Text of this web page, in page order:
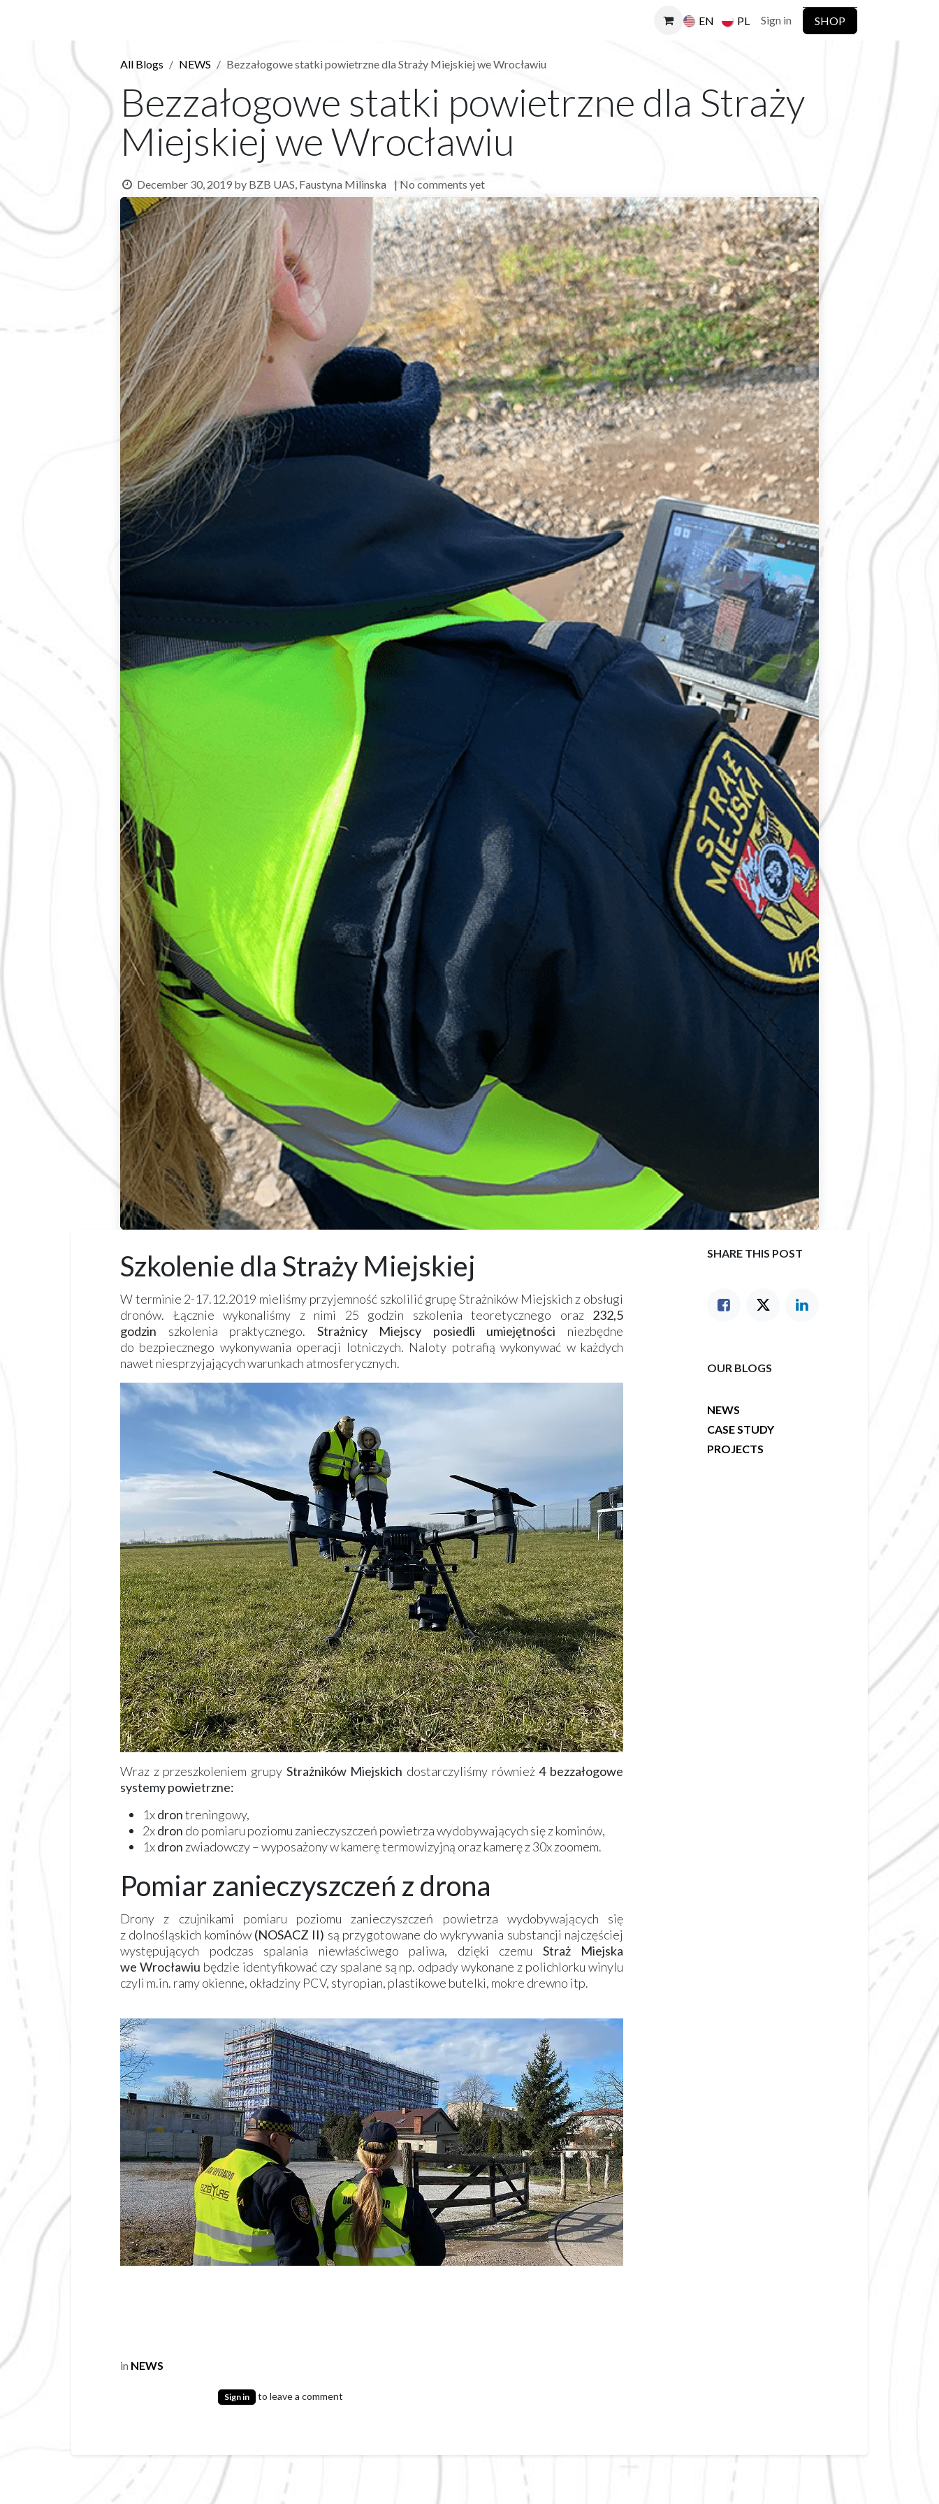
EN PL Sign in SHOP
All Blogs NEWS Bezzałogowe statki powietrzne dla Straży Miejskiej we Wrocławiu
Bezzałogowe statki powietrzne dla Straży
Miejskiej we Wrocławiu
December 30, 2019 by BZB UAS, Faustyna Milinska | No comments yet
Szkolenie dla Straży Miejskiej
W terminie 2-17.12.2019 mieliśmy przyjemność szkolilić grupę Strażników Miejskich z obsługi
dronów. Łącznie wykonaliśmy z nimi 25 godzin szkolenia teoretycznego oraz 232,5
godzin szkolenia praktycznego. Strażnicy Miejscy posiedli umiejętności niezbędne
do bezpiecznego wykonywania operacji lotniczych. Naloty potrafią wykonywać w każdych
nawet niesprzyjających warunkach atmosferycznych.
Wraz z przeszkoleniem grupy Strażników Miejskich dostarczyliśmy również4 bezzałogowe
systemy powietrzne:
1xdrontreningowy,
2xdron do pomiaru poziomu zanieczyszczeń powietrza wydobywających się z kominów,
1xdron zwiadowczy – wyposażony w kamerę termowizyjną oraz kamerę z 30x zoomem.
Pomiar zanieczyszczeń z drona
Drony z czujnikami pomiaru poziomu zanieczyszczeń powietrza wydobywających się
z dolnośląskich kominów (NOSACZ II) są przygotowane do wykrywania substancji najczęściej
występujących podczas spalania niewłaściwego paliwa, dzięki czemu Straż Miejska
we Wrocławiu będzie identyfikować czy spalane są np. odpady wykonane z polichlorku winylu
czyli m.in. ramy okienne, okładziny PCV, styropian, plastikowe butelki, mokre drewno itp.
in NEWS
SHARE THIS POST
OUR BLOGS
NEWS
CASE STUDY
PROJECTS
Sign in to leave a comment